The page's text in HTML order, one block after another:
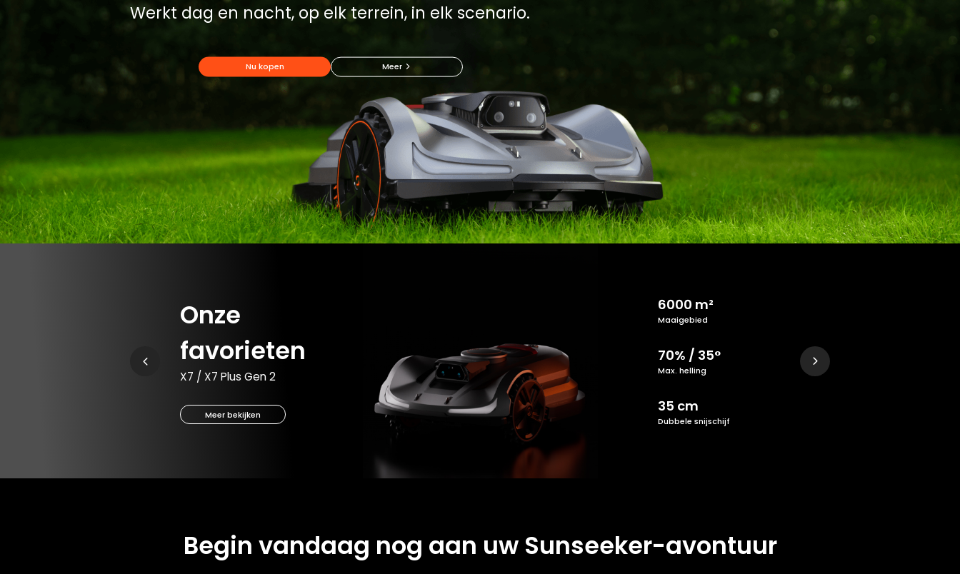
Werkt dag en nacht, op elk terrein, in elk scenario.
Nu kopen Meer
Onze
favorieten
X7 / X7 Plus Gen 2
Meer bekijken
6000 m²
Maaigebied
70% / 35°
Max. helling
35 cm
Dubbele snijschijf
Begin vandaag nog aan uw Sunseeker-avontuur